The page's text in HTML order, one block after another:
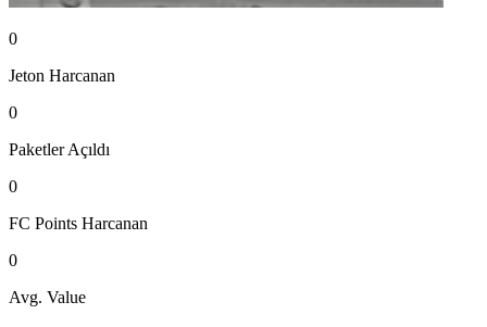
0
Jeton Harcanan
0
Paketler Açıldı
0
FC Points Harcanan
0
Avg. Value